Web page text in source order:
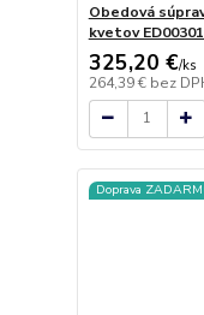
Obedová
kvetov
325,20 €/ks
264,39 € bez
Doprava